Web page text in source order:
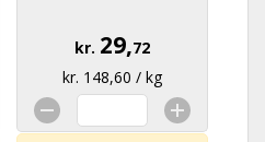
kr. 29,72
kr. 148,60 / kg